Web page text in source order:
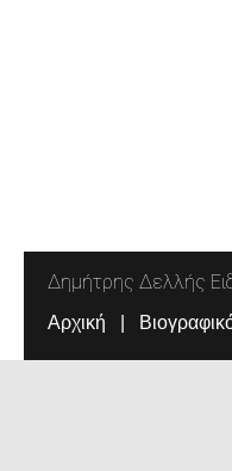
Δημήτρης Δελλής
Αρχική